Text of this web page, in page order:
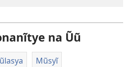
na Ũũ
Mũsyĩ